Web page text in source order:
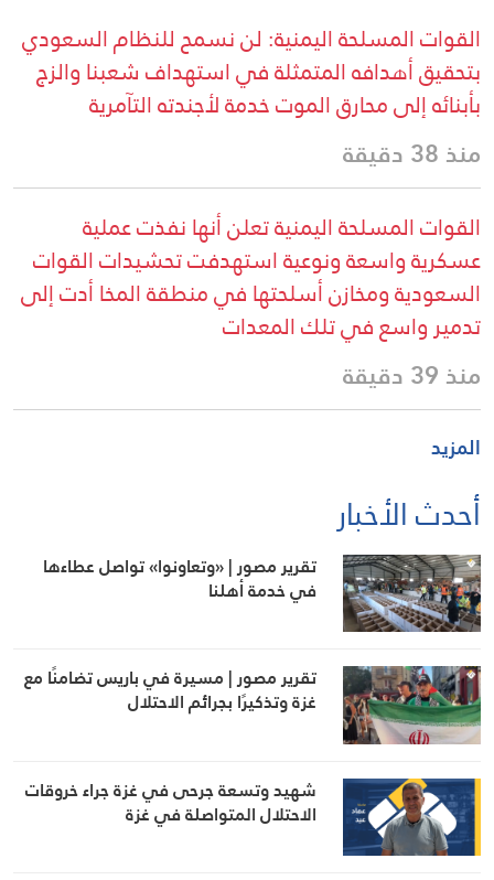
القوات المسلحة اليمنية: لن نسمح للنظام السعودي
بتحقيق أهدافه المتمثلة في استهداف شعبنا والزج
بأبنائه إلى محارق الموت خدمة لأجندته التآمرية
منذ 38 دقيقة
القوات المسلحة اليمنية تعلن أنها نفذت عملية
عسكرية واسعة ونوعية استهدفت تحشيدات القوات
السعودية ومخازن أسلحتها في منطقة المخا أدت إلى
تدمير واسع في تلك المعدات
منذ 39 دقيقة
المزيد
أحدث الأخبار
تقرير مصور | «وتعاونوا» تواصل عطاءها
في خدمة أهلنا
تقرير مصور | مسيرة في باريس تضامنًا مع
غزة وتذكيرًا بجرائم الاحتلال
شهيد وتسعة جرحى في غزة جراء خروقات
الاحتلال المتواصلة في غزة